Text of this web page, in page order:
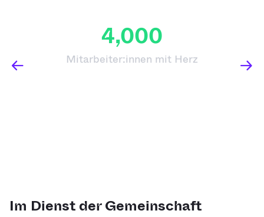
4,000
Mitarbeiter:innen mit Herz
Im Dienst der Gemeinschaft